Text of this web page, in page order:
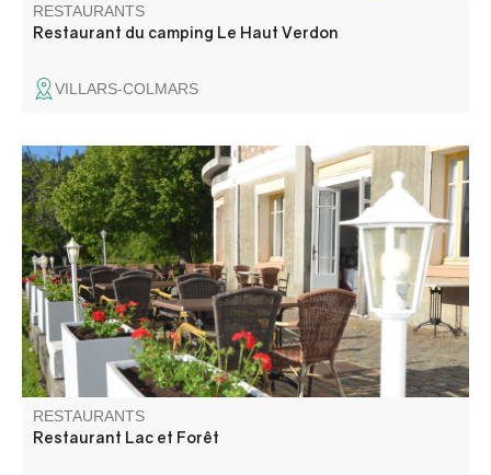
RESTAURANTS
Restaurant du camping Le Haut Verdon
VILLARS-COLMARS
Une cuisine fine et élaborée à base de produits frais de
qualité. Nous vous proposons toute l'année des poissons
et des viandes de premier choix associés à des produits
du terroir. Pour le délicieux plaisir de vos papilles et de
vos yeux !
RESTAURANTS
Restaurant Lac et Forêt